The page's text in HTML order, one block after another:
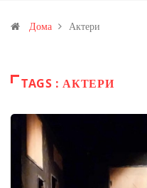
Иловица и со антимонот?
Дома Актери
TAGS : АКТЕРИ